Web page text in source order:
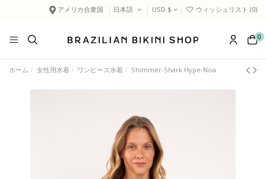
アメリカ合衆国 日本語 USD $ ウィッシュリスト (0)
0
ホーム 女性用水着 ワンピース水着 Shimmer-Shark Hype-Noa